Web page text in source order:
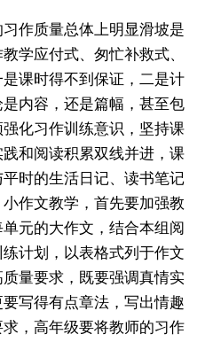
作质量总体上明显滑坡是
学应付式、匆忙补救式、
课时得不到保证，二是计
内容，还是篇幅，甚至包
化习作训练意识，坚持课
和阅读积累双线并进，课
时的生活日记、读书笔记
作文教学，首先要加强教
元的大作文，结合本组阅
计划，以表格式列于作文
量要求，既要强调真情实
写得有点章法，写出情趣
，高年级要将教师的习作